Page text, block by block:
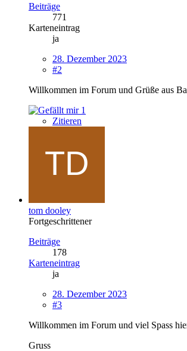
Beiträge
771
Karteneintrag
ja
28. Dezember 2023
#2
Willkommen im Forum und Grüße aus
1
Zitieren
tom dooley
Fortgeschrittener
Beiträge
178
Karteneintrag
ja
28. Dezember 2023
#3
Willkommen im Forum und viel Spass
Gruss